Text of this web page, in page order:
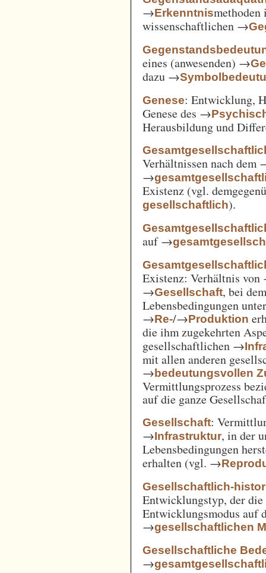
→Erkenntnismethoden
wissenschaftlichen →
eines (anwesenden) →
dazu →
Genese: Entwicklung,
Genese des →
Herausbildung und
Verhältnissen nach dem
→
Existenz (vgl.
gesellschaftlich).
auf →
Existenz: Verhältnis
→Gesellschaft, bei
Lebensbedingungen
→Re-/→Produktion
die ihm zugekehrten
gesellschaftlichen →
mit allen anderen
→bedeutungsvollen
Vermittlungsprozess
auf die ganze
Gesellschaft:
→Infrastruktur, in der
Lebensbedingungen
erhalten (vgl. →
Gesellschaftlich-
Entwicklungstyp, der
Entwicklungsmodus auf
→gesellschaftlichen
Gesellschaftliche
→